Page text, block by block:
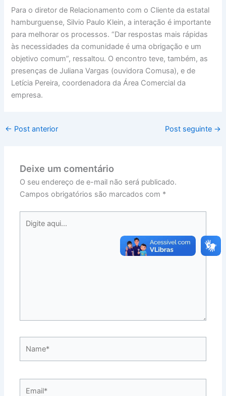
Para o diretor de Relacionamento com o Cliente da estatal
hamburguense, Silvio Paulo Klein, a interação é importante
para melhorar os processos. “Dar respostas mais rápidas
às necessidades da comunidade é uma obrigação e um
objetivo comum”, ressaltou. O encontro teve, também, as
presenças de Juliana Vargas (ouvidora Comusa), e de
Letícia Pereira, coordenadora da Área Comercial da
empresa.
← Post anterior Post seguinte →
Deixe um comentário
O seu endereço de e-mail não será publicado.
Campos obrigatórios são marcados com *
aqui...